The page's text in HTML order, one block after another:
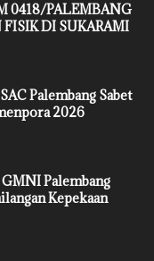
0418/PALEMBANG
FISIK DI SUKARAMI
Palembang Sabet
2026
Palembang
Kepekaan